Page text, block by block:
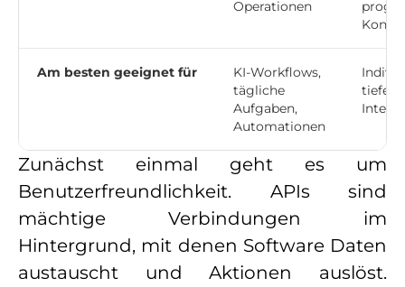
Operationen
Am besten geeignet für
KI-Workflows,
tägliche
Aufgaben,
Automationen
tiefe
Zunächst einmal geht es um
Benutzerfreundlichkeit. APIs sind
mächtige Verbindungen im
Hintergrund, mit denen Software Daten
austauscht und Aktionen auslöst.